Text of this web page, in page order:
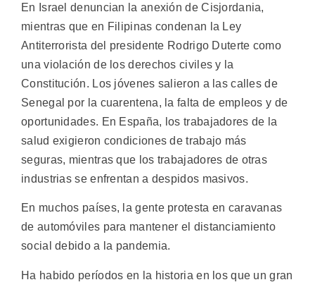
En Israel denuncian la anexión de Cisjordania,
mientras que en Filipinas condenan la Ley
Antiterrorista del presidente Rodrigo Duterte como
una violación de los derechos civiles y la
Constitución. Los jóvenes salieron a las calles de
Senegal por la cuarentena, la falta de empleos y de
oportunidades. En España, los trabajadores de la
salud exigieron condiciones de trabajo más
seguras, mientras que los trabajadores de otras
industrias se enfrentan a despidos masivos.
En muchos países, la gente protesta en caravanas
de automóviles para mantener el distanciamiento
social debido a la pandemia.
Ha habido períodos en la historia en los que un gran